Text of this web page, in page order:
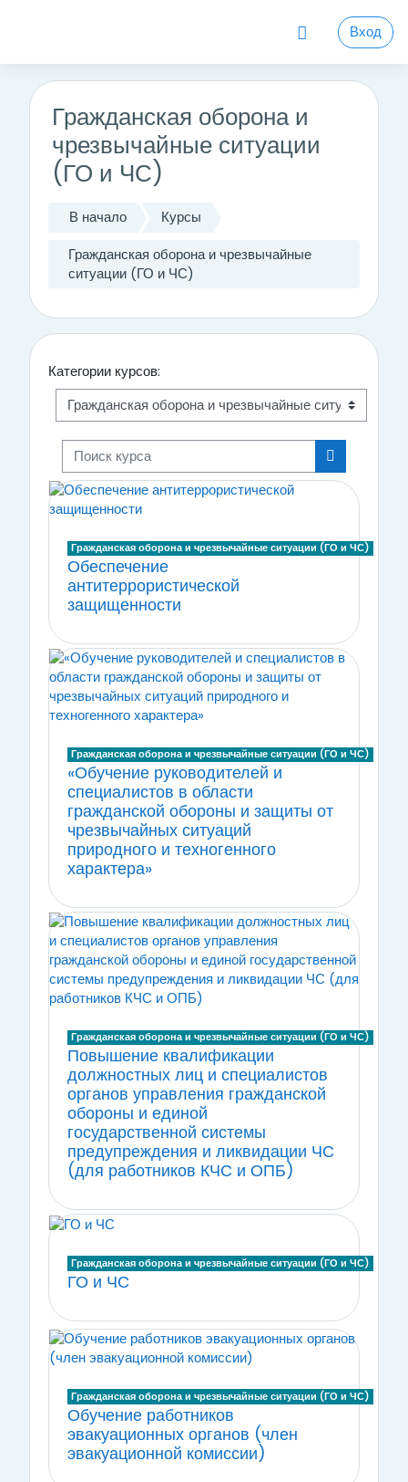
Вход
Гражданская оборона и
чрезвычайные ситуации
(ГО и ЧС)
В начало Курсы
Гражданская оборона и чрезвычайные
ситуации (ГО и ЧС)
Категории курсов:
Поиск курса
Поиск курса
Гражданская оборона и чрезвычайные ситуации (ГО и ЧС)
Обеспечение
антитеррористической
защищенности
Гражданская оборона и чрезвычайные ситуации (ГО и ЧС)
«Обучение руководителей и
специалистов в области
гражданской обороны и защиты от
чрезвычайных ситуаций
природного и техногенного
характера»
Гражданская оборона и чрезвычайные ситуации (ГО и ЧС)
Повышение квалификации
должностных лиц и специалистов
органов управления гражданской
обороны и единой
государственной системы
предупреждения и ликвидации ЧС
(для работников КЧС и ОПБ)
Гражданская оборона и чрезвычайные ситуации (ГО и ЧС)
ГО и ЧС
Гражданская оборона и чрезвычайные ситуации (ГО и ЧС)
Обучение работников
эвакуационных органов (член
эвакуационной комиссии)